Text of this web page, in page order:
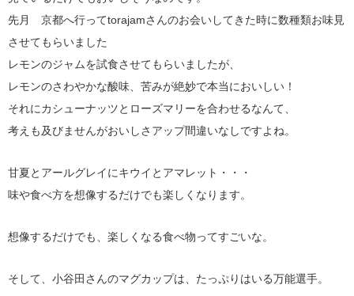
先月 京都へ行ってtorajamさんのお会いしてきた時に数種類お味見
させてもらいました
レモンのジャムを試食させてもらいましたが、
レモンのさわやかな酸味、苦みが絶妙で本当においしい！
それにカシューナッツとローズマリーを合わせるなんて、
考えも及びませんがおいしさアップ間違いなしですよね。
甘夏とアールグレイにキウイとアマレット・・・
味や食べ方を想像するだけでも楽しくなります。
想像するだけでも、楽しくなる食べ物ってすごいな。
そして、小谷田さんのマグカップは、たっぷりはいる万能選手。